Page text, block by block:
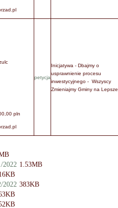
pln
petycja
Inicjatywa - Dbajmy o
usprawnienie procesu
inwestycyjnego - Wszyscy
Zmieniajmy Gminy na Lepsze
2022 1.53MB
2022 383KB